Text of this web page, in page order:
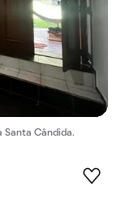
Santa Cândida.